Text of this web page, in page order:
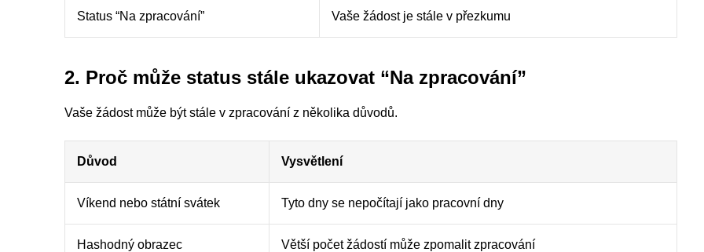
Status “Na zpracování” Vaše žádost je stále v přezkumu
2. Proč může status stále ukazovat “Na zpracování”
Vaše žádost může být stále v zpracování z několika důvodů.
Důvod Vysvětlení
Víkend nebo státní svátek Tyto dny se nepočítají jako pracovní dny
Hashodný obrazec Větší počet žádostí může zpomalit zpracování